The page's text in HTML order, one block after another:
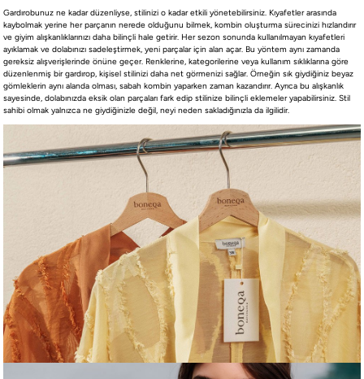
Gardırobunuz ne kadar düzenliyse, stilinizi o kadar etkili yönetebilirsiniz. Kıyafetler arasında
kaybolmak yerine her parçanın nerede olduğunu bilmek, kombin oluşturma sürecinizi hızlandırır
ve giyim alışkanlıklarınızı daha bilinçli hale getirir. Her sezon sonunda kullanılmayan kıyafetleri
ayıklamak ve dolabınızı sadeleştirmek, yeni parçalar için alan açar. Bu yöntem aynı zamanda
gereksiz alışverişlerinde önüne geçer. Renklerine, kategorilerine veya kullanım sıklıklarına göre
düzenlenmiş bir gardırop, kişisel stilinizi daha net görmenizi sağlar. Örneğin sık giydiğiniz beyaz
gömleklerin aynı alanda olması, sabah kombin yaparken zaman kazandırır. Ayrıca bu alışkanlık
sayesinde, dolabınızda eksik olan parçaları fark edip stilinize bilinçli eklemeler yapabilirsiniz. Stil
sahibi olmak yalnızca ne giydiğinizle değil, neyi neden sakladığınızla da ilgilidir.